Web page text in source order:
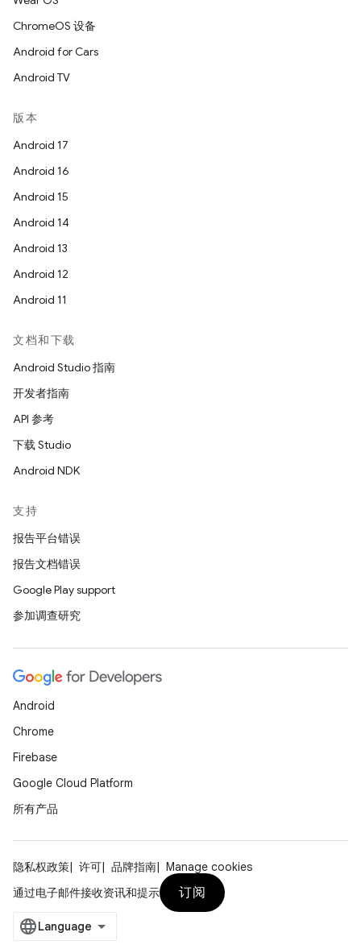
ChromeOS 设备
Android for Cars
Android TV
版本
Android 17
Android 16
Android 15
Android 14
Android 13
Android 12
Android 11
文档和下载
Android Studio 指南
开发者指南
API 参考
下载 Studio
Android NDK
支持
报告平台错误
报告文档错误
Google Play support
参加调查研究
Android
Chrome
Firebase
Google Cloud Platform
所有产品
隐私权政策 许可 品牌指南
Manage cookies
通过电子邮件接收资讯和提示
订阅